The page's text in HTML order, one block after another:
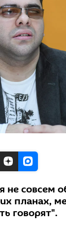
не совсем
планах,
говорят".